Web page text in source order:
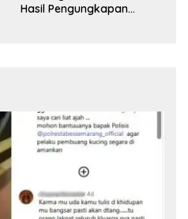
Hasil Pengungkapan